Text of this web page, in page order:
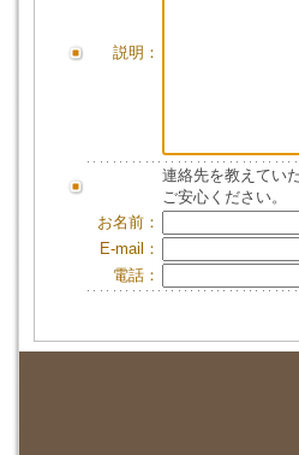
説明：
連絡先を教えてい
ご安心ください。
お名前：
E-mail：
電話：